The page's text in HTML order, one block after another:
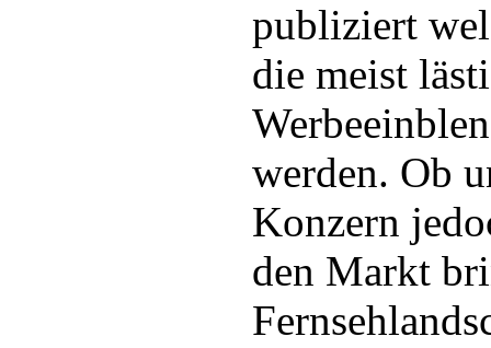
publiziert
die meist
werden. Ob
Konzern
den Markt